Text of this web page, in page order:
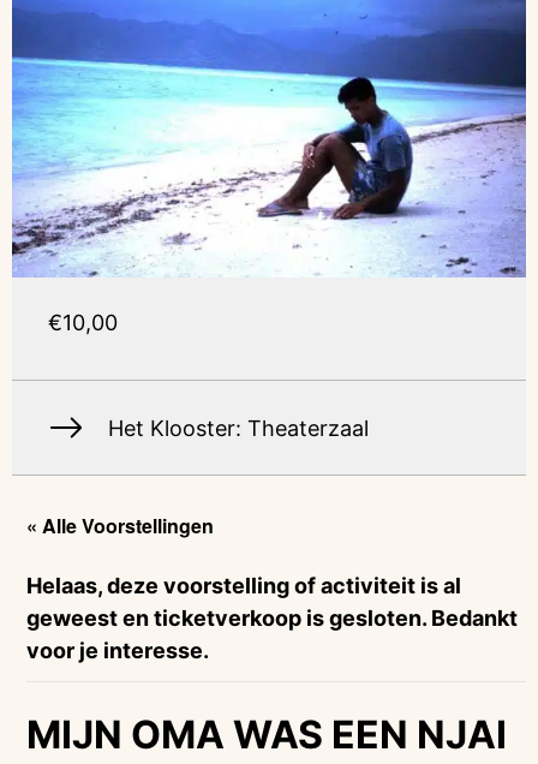
« Alle Voorstellingen
Helaas, deze voorstelling of activiteit is al
geweest en ticketverkoop is gesloten. Bedankt
voor je interesse.
MIJN OMA WAS EEN NJAI
€10,00
Het Klooster: Theaterzaal